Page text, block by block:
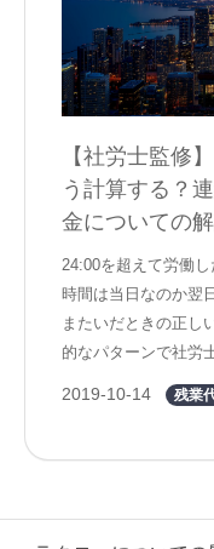
【社労士監修
う計算する？
金についての
24:00を超えて労働
時間は当日なのか翌
またいだときの正し
的なパターンで社労
2019-10-14 残業